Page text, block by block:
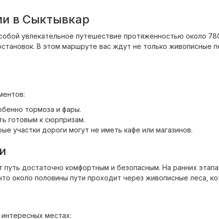
в Сыктывкар
увлекательное путешествие протяженностью около
В этом маршруте вас ждут не только живописные
тормоза и фары.
готовым к сюрпризам.
участки дороги могут не иметь кафе или магазинов.
достаточно комфортным и безопасным. На ранних
около половины пути проходит через живописные леса,
местах: